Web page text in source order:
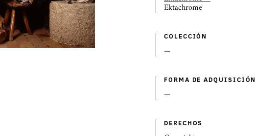
Ektachrome
COLECCIÓN
—
FORMA DE ADQUISICIÓN
—
DERECHOS